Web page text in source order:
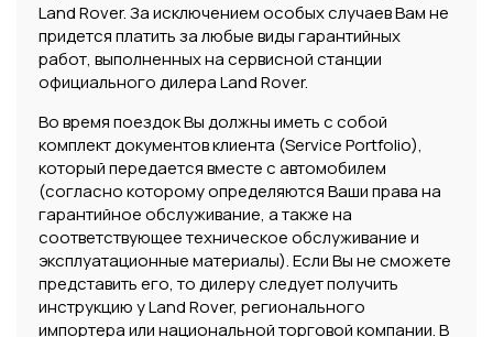
Land Rover. За исключением особых случаев Вам не
придется платить за любые виды гарантийных
работ, выполненных на сервисной станции
официального дилера Land Rover.
Во время поездок Вы должны иметь с собой
комплект документов клиента (Service Portfolio),
который передается вместе с автомобилем
(согласно которому определяются Ваши права на
гарантийное обслуживание, а также на
соответствующее техническое обслуживание и
эксплуатационные материалы). Если Вы не сможете
представить его, то дилеру следует получить
инструкцию у Land Rover, регионального
импортера или национальной торговой компании. В